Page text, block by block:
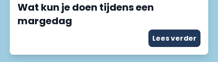
Wat kun je doen tijdens een
margedag
Lees verder